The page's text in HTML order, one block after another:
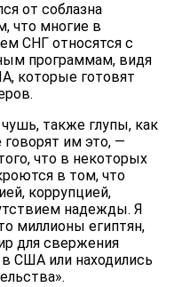
от соблазна
что многие в
СНГ относятся с
программам, видя
которые готовят
также глупы, как
говорят им это, —
что в некоторых
в том, что
коррупцией,
надежды. Я
миллионы египтян,
для свержения
США или находились